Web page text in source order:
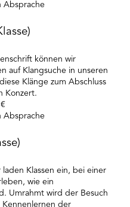
Absprache
können wir
auf Klangsuche in unseren
Klänge zum Abschluss
Konzert.
Absprache
Klassen ein, bei einer
wie ein
Umrahmt wird der Besuch
Kennenlernen der